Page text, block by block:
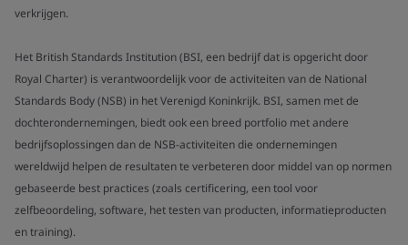
verkrijgen.
Het British Standards Institution (BSI, een bedrijf dat is opgericht door
Royal Charter) is verantwoordelijk voor de activiteiten van de National
Standards Body (NSB) in het Verenigd Koninkrijk. BSI, samen met de
dochterondernemingen, biedt ook een breed portfolio met andere
bedrijfsoplossingen dan de NSB-activiteiten die ondernemingen
wereldwijd helpen de resultaten te verbeteren door middel van op normen
gebaseerde best practices (zoals certificering, een tool voor
zelfbeoordeling, software, het testen van producten, informatieproducten
en training).